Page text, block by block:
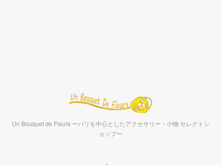
Un Bouquet de Fleurs ーパリを中心としたアクセサリー・小物 セレクトシ
ョップー